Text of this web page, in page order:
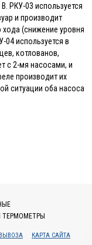
РКУ-03 используется
и производит
(снижение уровня
используется в
котлованов,
с 2-мя насосами, и
производит их
ситуации оба насоса
ТЕРМОМЕТРЫ
КАРТА САЙТА